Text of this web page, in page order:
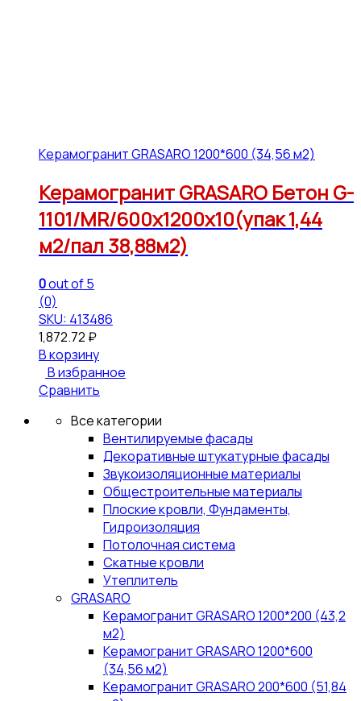
Керамогранит GRASARO 1200*600 (34,56 м2)
Керамогранит GRASARO Бетон G-
1101/MR/600x1200x10(упак 1,44
м2/пал 38,88м2)
0out of 5
(0)
SKU: 413486
1,872.72 ₽
В корзину
В избранное
Сравнить
Все категории
Вентилируемые фасады
Декоративные штукатурные фасады
Звукоизоляционные материалы
Общестроительные материалы
Плоские кровли, Фундаменты,
Гидроизоляция
Потолочная система
Скатные кровли
Утеплитель
GRASARO
Керамогранит GRASARO 1200*200 (43,2
м2)
Керамогранит GRASARO 1200*600
(34,56 м2)
Керамогранит GRASARO 200*600 (51,84